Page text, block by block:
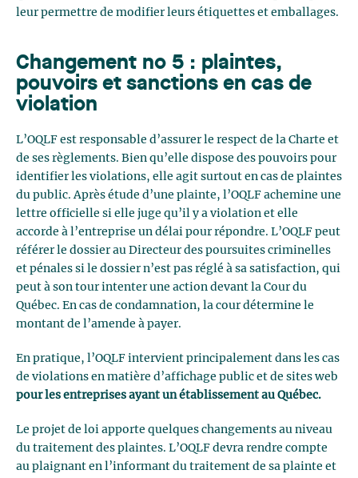
leur permettre de modifier leurs étiquettes et emballages.
Changement no 5 : plaintes,
pouvoirs et sanctions en cas de
violation
L’OQLF est responsable d’assurer le respect de la Charte et
de ses règlements. Bien qu’elle dispose des pouvoirs pour
identifier les violations, elle agit surtout en cas de plaintes
du public. Après étude d’une plainte, l’OQLF achemine une
lettre officielle si elle juge qu’il y a violation et elle
accorde à l’entreprise un délai pour répondre. L’OQLF peut
référer le dossier au Directeur des poursuites criminelles
et pénales si le dossier n’est pas réglé à sa satisfaction, qui
peut à son tour intenter une action devant la Cour du
Québec. En cas de condamnation, la cour détermine le
montant de l’amende à payer.
En pratique, l’OQLF intervient principalement dans les cas
de violations en matière d’affichage public et de sites web
pour les entreprises ayant un établissement au Québec.
Le projet de loi apporte quelques changements au niveau
du traitement des plaintes. L’OQLF devra rendre compte
au plaignant en l’informant du traitement de sa plainte et